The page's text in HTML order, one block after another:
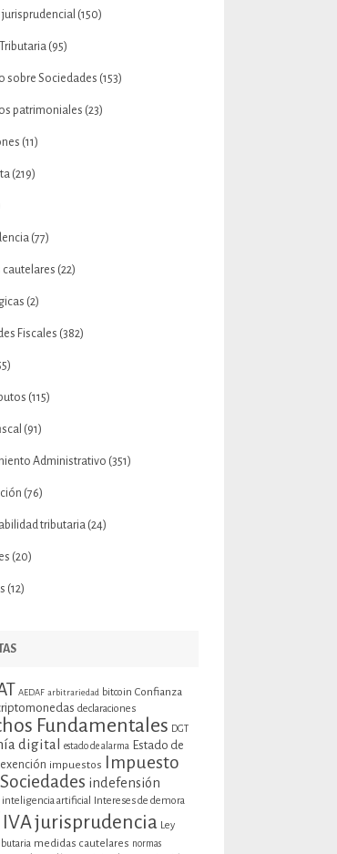
(150)
(95)
sobre Sociedades (153)
patrimoniales (23)
(11)
(219)
(77)
cautelares (22)
(2)
Fiscales (382)
(115)
(91)
Administrativo (351)
(76)
tributaria(24)
(20)
(12)
AEDAF arbitrariedad bitcoin Confianza
declaraciones
Fundamentales DGT
digital estado de alarma
Estado de
exención impuestos
Impuesto
indefensión
inteligencia artificial Intereses de demora
IVAjurisprudencia Ley
medidas cautelares normas